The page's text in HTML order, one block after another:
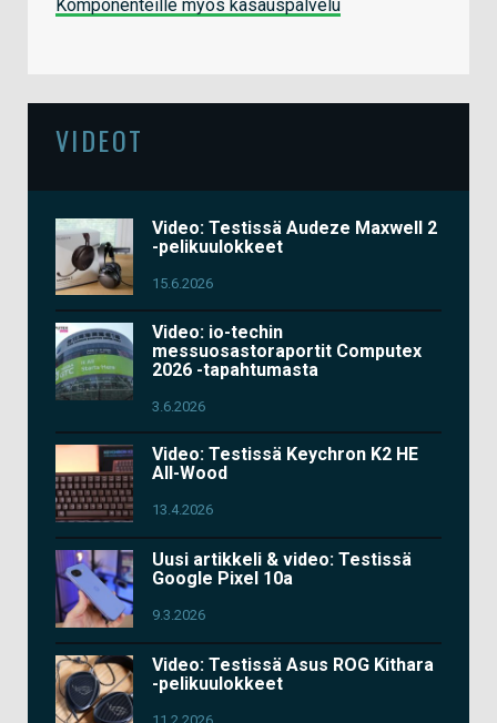
Komponenteille myös kasauspalvelu
VIDEOT
Video: Testissä Audeze Maxwell 2
-pelikuulokkeet
15.6.2026
Video: io-techin
messuosastoraportit Computex
2026 -tapahtumasta
3.6.2026
Video: Testissä Keychron K2 HE
All-Wood
13.4.2026
Uusi artikkeli & video: Testissä
Google Pixel 10a
9.3.2026
Video: Testissä Asus ROG Kithara
-pelikuulokkeet